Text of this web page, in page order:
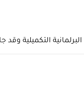
البرلمانية